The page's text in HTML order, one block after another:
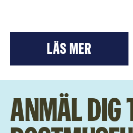
LÄS mer
Anmäl